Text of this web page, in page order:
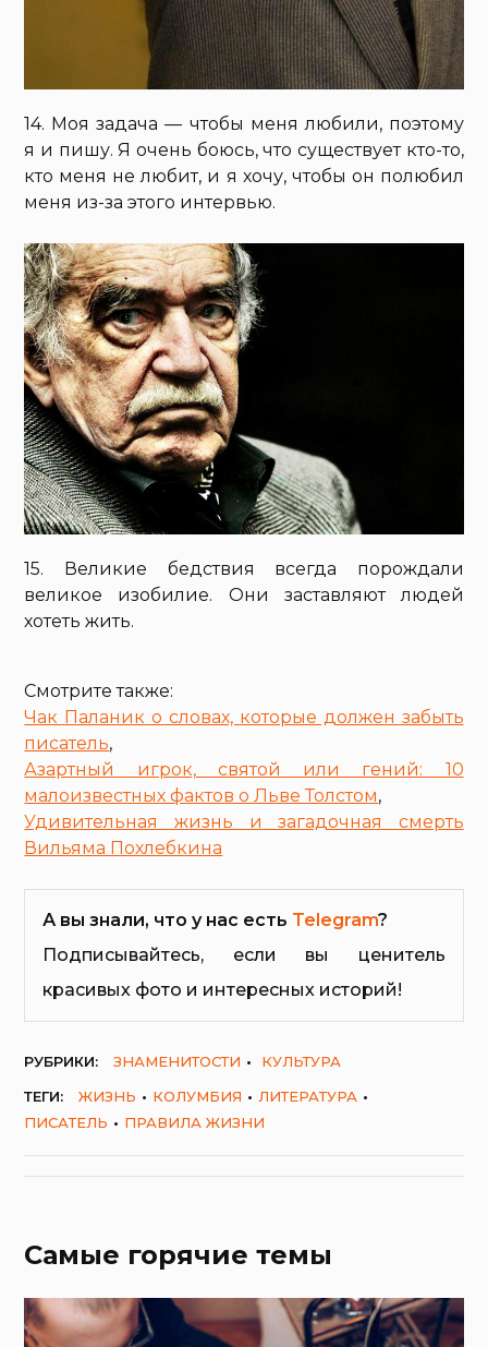
14. Моя задача — чтобы меня любили, поэтому
я и пишу. Я очень боюсь, что существует кто-то,
кто меня не любит, и я хочу, чтобы он полюбил
меня из-за этого интервью.
15. Великие бедствия всегда порождали
великое изобилие. Они заставляют людей
хотеть жить.
Смотрите также:
Чак Паланик о словах, которые должен забыть
писатель,
Азартный игрок, святой или гений: 10
малоизвестных фактов о Льве Толстом,
Удивительная жизнь и загадочная смерть
Вильяма Похлебкина
А вы знали, что у нас есть Telegram?
Подписывайтесь, если вы ценитель
красивых фото и интересных историй!
РУБРИКИ: ЗНАМЕНИТОСТИ
КУЛЬТУРА
ТЕГИ:
ЖИЗНЬ КОЛУМБИЯ
ЛИТЕРАТУРА
ПИСАТЕЛЬ
ПРАВИЛА ЖИЗНИ
Самые горячие темы